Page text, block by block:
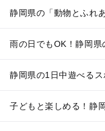
静岡県の「動物とふれ
雨の日でもOK！静岡県
静岡県の1日中遊べるス
子どもと楽しめる！静